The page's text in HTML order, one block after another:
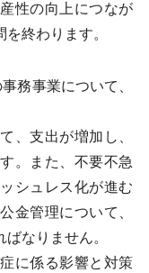
性の向上につなが
終わります。
務事業について、
、支出が増加し、
。また、不要不急
シュレス化が進む
金管理について、
なりません。
に係る影響と対策